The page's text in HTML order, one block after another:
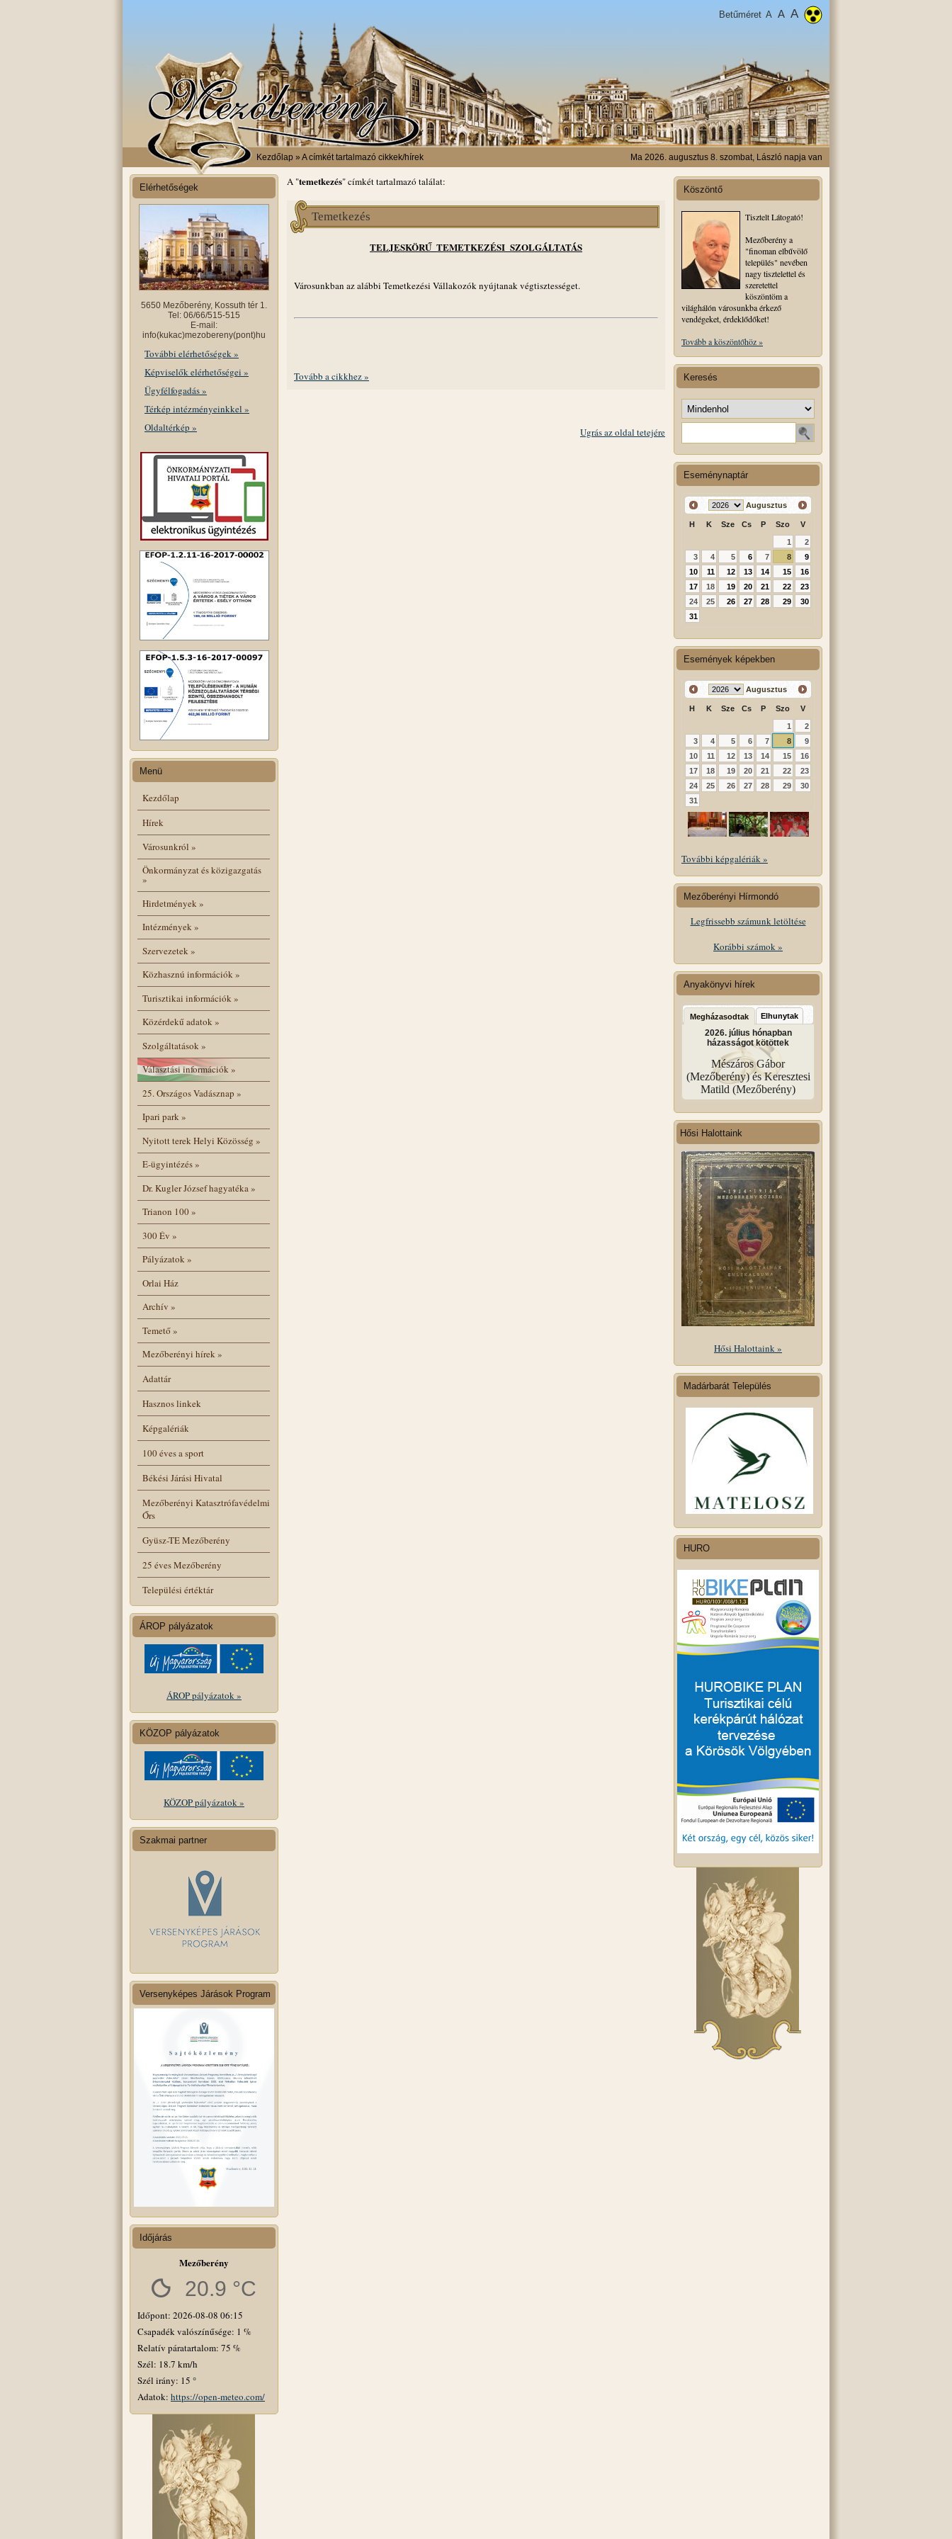
Betűméret A A A
Kezdőlap » A címkét tartalmazó cikkek/hírek Ma 2026. augusztus 8. szombat, László napja van
Elérhetőségek
5650 Mezőberény, Kossuth tér 1.
Tel: 06/66/515-515
E-mail:
info(kukac)mezobereny(pont)hu
További elérhetőségek »
Képviselők elérhetőségei »
Ügyfélfogadás »
Térkép intézményeinkkel »
Oldaltérkép »
Menü
Kezdőlap
Hírek
Városunkról »
Önkormányzat és közigazgatás
»
Hirdetmények»
Intézmények»
Szervezetek»
Közhasznú információk»
Turisztikai információk»
Közérdekű adatok»
Szolgáltatások»
Választási információk»
25. Országos Vadásznap »
Ipari park»
Nyitott terek Helyi Közösség »
E-ügyintézés»
Dr. Kugler József hagyatéka»
Trianon 100»
300 Év »
Pályázatok»
Orlai Ház
Archív »
Temető»
Mezőberényi hírek»
Adattár
Hasznos linkek
Képgalériák
100 éves a sport
Békési Járási Hivatal
Mezőberényi Katasztrófavédelmi
Őrs
Gyüsz-TE Mezőberény
25 éves Mezőberény
Települési értéktár
ÁROP pályázatok
ÁROP pályázatok »
KÖZOP pályázatok
KÖZOP pályázatok »
Szakmai partner
Versenyképes Járások Program
Időjárás
Mezőberény
20.9 °C
Időpont: 2026-08-08 06:15
Csapadék valószínűsége: 1 %
Relatív páratartalom: 75 %
Szél: 18.7 km/h
Szél irány: 15 °
Adatok: https://open-meteo.com/
A "temetkezés" címkét tartalmazó találat:
Temetkezés
TELJESKÖRŰ TEMETKEZÉSI SZOLGÁLTATÁS
Városunkban az alábbi Temetkezési Vállakozók nyújtanak végtisztességet.
Tovább a cikkhez »
Ugrás az oldal tetejére
Köszöntő
Tisztelt Látogató!
Mezőberény a
"finoman elbűvölő
település" nevében
nagy tisztelettel és
szeretettel
köszöntöm a
világhálón városunkba érkező
vendégeket, érdeklődőket!
Tovább a köszöntőhöz »
Keresés
Keresés helye
Eseménynaptár
Augusztus
H K Sze Cs P Szo V
1
2
3
4 5 6 7 8
9
10
11 12 13 14 15
16
17
18 19 20 21 22
23
24
25 26 27 28 29
30
31
Események képekben
Augusztus
H K Sze Cs P Szo V
1
2
3
4 5 6 7 8
9
10
11 12 13 14 15
16
17
18 19 20 21 22
23
24
25 26 27 28 29
30
31
További képgalériák »
Mezőberényi Hírmondó
Legfrissebb számunk letöltése
Korábbi számok »
Anyakönyvi hírek
Megházasodtak Elhunytak
2026. július hónapban
házasságot kötöttek
Mészáros Gábor
(Mezőberény) és Keresztesi
Matild (Mezőberény)
Hősi Halottaink
Hősi Halottaink »
Madárbarát Település
HURO